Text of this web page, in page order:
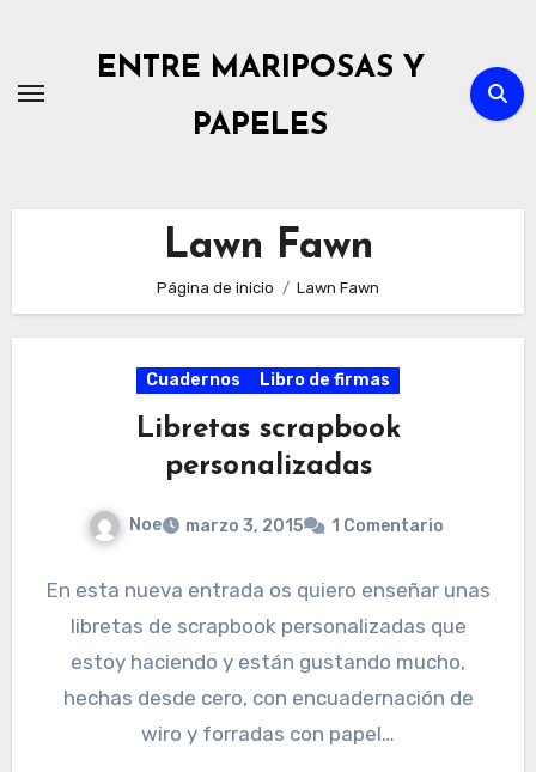
contenido
ENTRE MARIPOSAS Y
PAPELES
Lawn Fawn
Página de inicio Lawn Fawn
Cuadernos Libro de firmas
Libretas scrapbook
personalizadas
Noe marzo 3, 2015 1 Comentario
En esta nueva entrada os quiero enseñar unas
libretas de scrapbook personalizadas que
estoy haciendo y están gustando mucho,
hechas desde cero, con encuadernación de
wiro y forradas con papel…